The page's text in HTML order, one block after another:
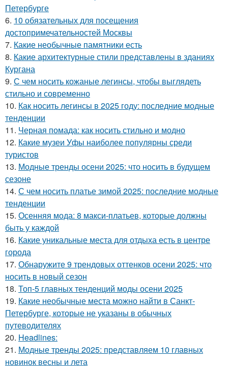
Петербурге
6. 10 обязательных для посещения
достопримечательностей Москвы
7. Какие необычные памятники есть
8. Какие архитектурные стили представлены в зданиях
Кургана
9. С чем носить кожаные легинсы, чтобы выглядеть
стильно и современно
10. Как носить легинсы в 2025 году: последние модные
тенденции
11. Черная помада: как носить стильно и модно
12. Какие музеи Уфы наиболее популярны среди
туристов
13. Модные тренды осени 2025: что носить в будущем
сезоне
14. С чем носить платье зимой 2025: последние модные
тенденции
15. Осенняя мода: 8 макси-платьев, которые должны
быть у каждой
16. Какие уникальные места для отдыха есть в центре
города
17. Обнаружите 9 трендовых оттенков осени 2025: что
носить в новый сезон
18. Топ-5 главных тенденций моды осени 2025
19. Какие необычные места можно найти в Санкт-
Петербурге, которые не указаны в обычных
путеводителях
20. Headlines:
21. Модные тренды 2025: представляем 10 главных
новинок весны и лета